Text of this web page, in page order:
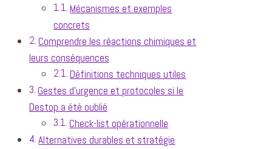
Mécanismes et exemples
concrets
Comprendre les réactions chimiques et
leurs conséquences
Définitions techniques utiles
Gestes d’urgence et protocoles si le
Destop a été oublié
Check-list opérationnelle
Alternatives durables et stratégie